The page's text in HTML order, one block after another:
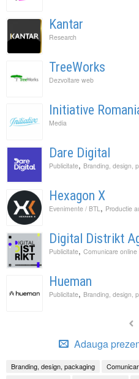
Kantar
Research
TreeWorks
Dezvoltare web
Initiative
Media
Dare Digital
Publicitate, Branding, design,
Hexagon X
Evenimente / BTL, Productie
Digital Distrikt
Publicitate, Comunicare online
Hueman
Publicitate, Branding, design,
Adauga
Branding, design, packaging